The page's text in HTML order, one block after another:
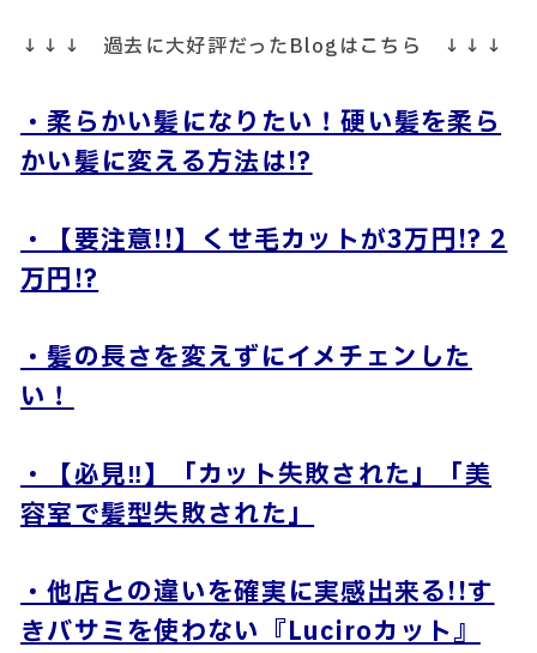
↓↓↓ 過去に大好評だったBlogはこちら ↓↓↓
・柔らかい髪になりたい！硬い髪を柔ら
かい髪に変える方法は!?
・【要注意!!】くせ毛カットが3万円!? 2
万円!?
・髪の長さを変えずにイメチェンした
い！
・【必見‼】「カット失敗された」「美
容室で髪型失敗された」
・他店との違いを確実に実感出来る!!す
きバサミを使わない『Luciroカット』